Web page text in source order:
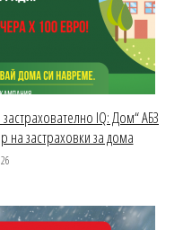
IQ: Дом“ АБЗ
застраховки за дома